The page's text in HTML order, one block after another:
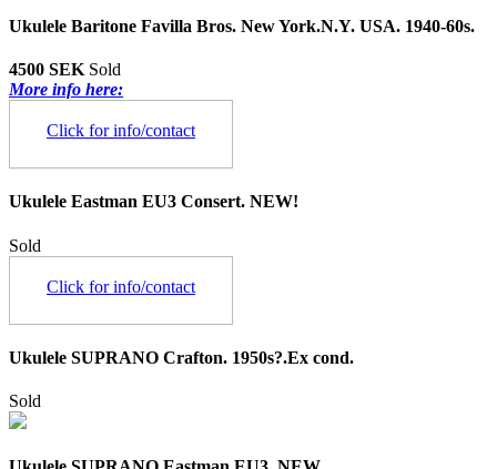
Ukulele Baritone Favilla Bros. New York.N.Y. USA. 1940-60s.
4500 SEK Sold
More info here:
Click for info/contact
Ukulele Eastman EU3 Consert. NEW!
Sold
Click for info/contact
Ukulele SUPRANO Crafton. 1950s?.Ex cond.
Sold